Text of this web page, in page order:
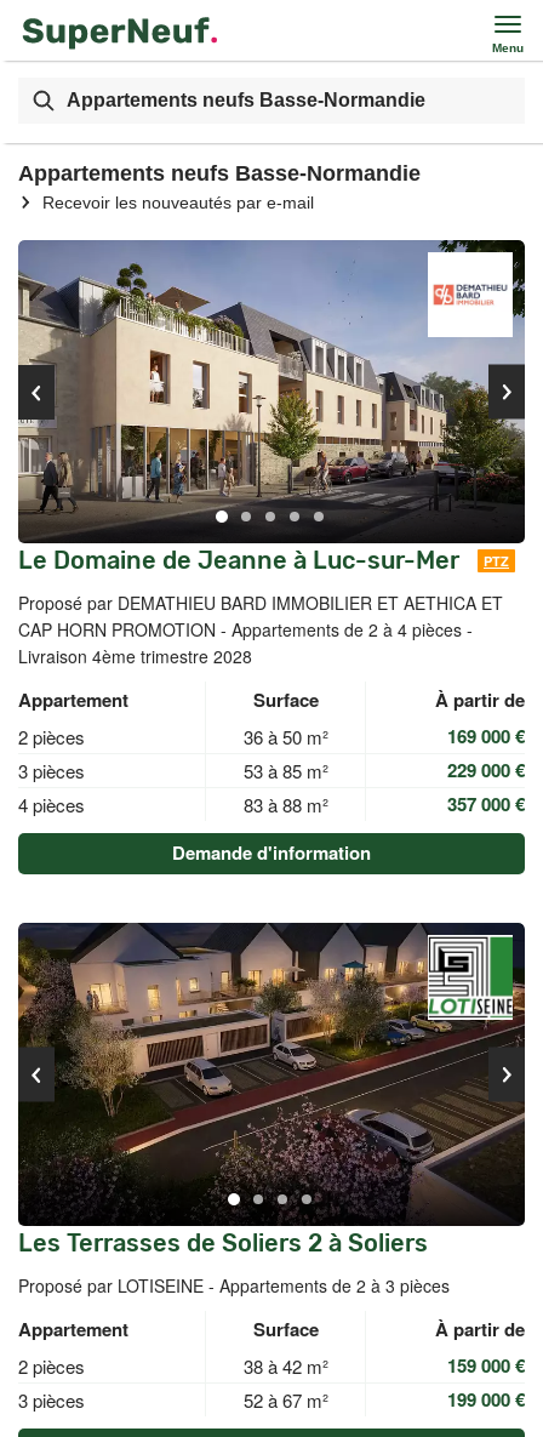
Menu
Appartements neufs Basse-Normandie
Appartements neufs Basse-Normandie
Recevoir les nouveautés par e-mail
Le Domaine de Jeanne à Luc-sur-Mer PTZ
Proposé par DEMATHIEU BARD IMMOBILIER ET AETHICA ET
CAP HORN PROMOTION - Appartements de 2 à 4 pièces -
Livraison 4ème trimestre 2028
Appartement Surface À partir de
2 pièces 36 à 50 m² 169 000 €
3 pièces 53 à 85 m² 229 000 €
4 pièces 83 à 88 m²
357 000 €
Demande d'information
Les Terrasses de Soliers 2 à Soliers
Proposé par LOTISEINE - Appartements de 2 à 3 pièces
Appartement Surface À partir de
2 pièces 38 à 42 m² 159 000 €
3 pièces 52 à 67 m²
199 000 €